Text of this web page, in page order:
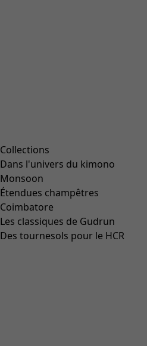
Collections
Dans l'univers du kimono
Monsoon
Étendues champêtres
Coimbatore
Les classiques de Gudrun
Des tournesols pour le HCR